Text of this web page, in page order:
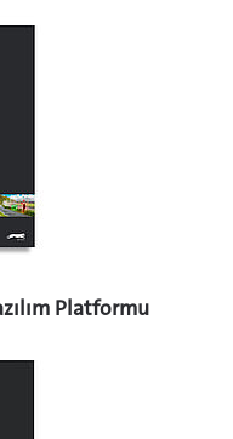
Platformu